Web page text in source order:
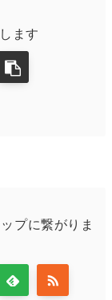
ます
プに繋がりま